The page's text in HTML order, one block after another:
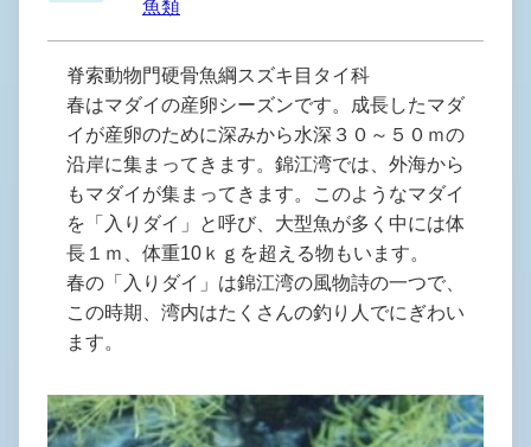
魚類
脊索動物門硬骨魚綱スズキ目タイ科
春はマダイの産卵シーズンです。成長したマダ
イが産卵のために深みから水深３０～５０ｍの
沿岸に集まってきます。錦江湾では、外海から
もマダイが集まってきます。このようなマダイ
を「入りダイ」と呼び、大型魚が多く中には体
長１ｍ、体重10ｋｇを超える物もいます。
春の「入りダイ」は錦江湾の風物詩の一つで、
この時期、湾内はたくさんの釣り人でにぎわい
ます。